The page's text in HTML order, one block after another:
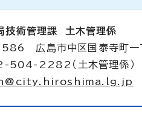
技術管理課 土木管理係
広島市中区国泰寺町一
504-2282（土木管理係